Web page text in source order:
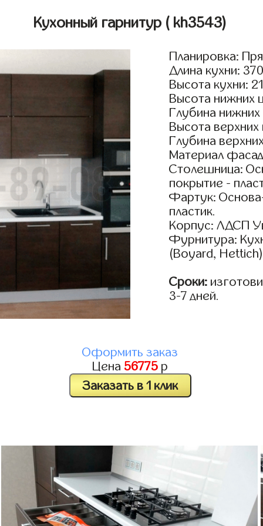
Кухонный гарнитур ( kh3543)
Планировка:
Длина кухни:
Высота кухни:
Высота
Глубина
Высота
Глубина
Материал
Столешница:
покрытие -
Фартук:
пластик.
Корпус: ЛДСП
Фурнитура:
(Boyard,
Сроки:
3-7 дней.
Оформить заказ
Цена 56775 р
Заказать в 1 клик